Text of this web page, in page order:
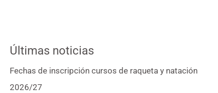
Últimas noticias
Fechas de inscripción cursos de raqueta y natación
2026/27